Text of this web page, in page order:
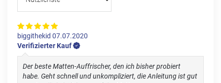
biggithekid 07.07.2020
Verifizierter Kauf
Der beste Matten-Auffrischer, den ich bisher probiert
habe. Geht schnell und unkompliziert, die Anleitung ist gut